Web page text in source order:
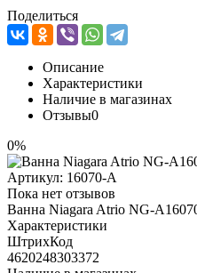
Поделиться
Описание
Характеристики
Наличие в магазинах
Отзывы0
0%
Артикул: 16070-А
Пока нет отзывов
Ванна Niagara Atrio NG-
Характеристики
ШтрихКод
4620248303372